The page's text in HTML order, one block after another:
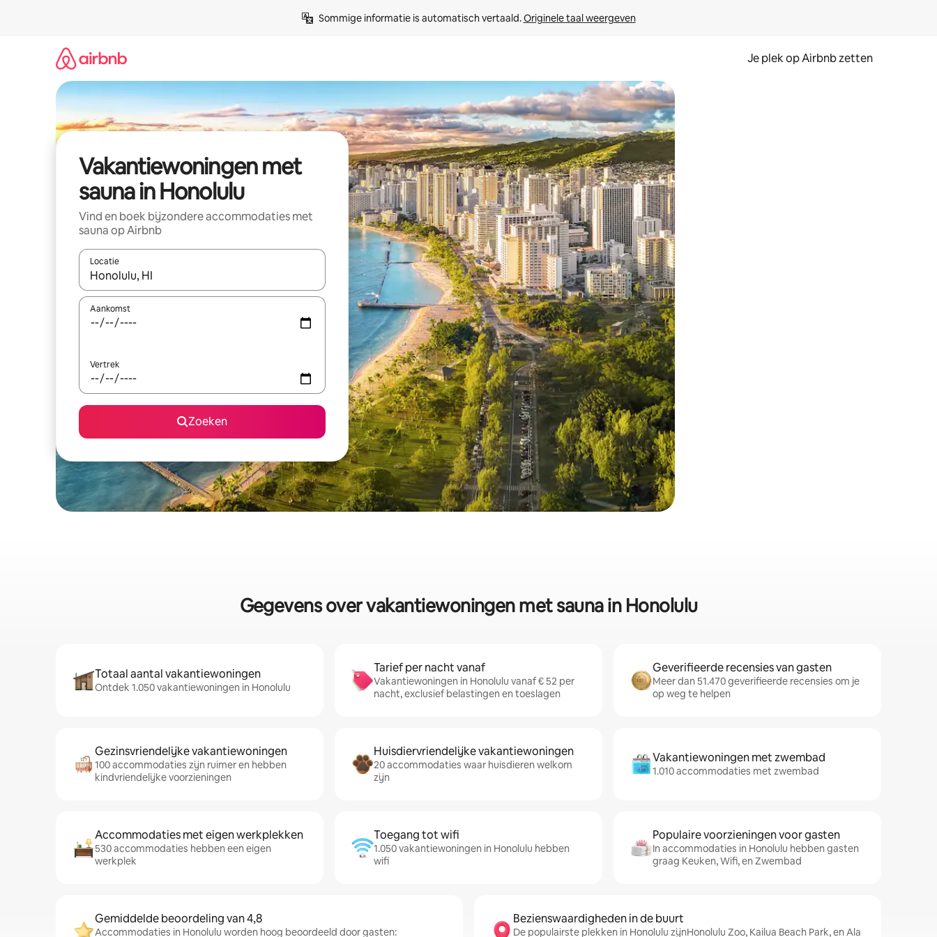
Sommige informatie is automatisch vertaald. Originele taal weergeven
Je plek op Airbnb zetten
Vakantiewoningen met
sauna in Honolulu
Vind en boek bijzondere accommodaties met
sauna op Airbnb
Locatie
Wanneer er resultaten beschikbaar zijn, maak je een keuze met je de pijltjestoetsen omhoog en omlaag, óf door te tikken of swipen.
Aankomst
Vertrek
Zoeken
Gegevens over vakantiewoningen met sauna in Honolulu
Totaal aantal vakantiewoningen
Ontdek 1.050 vakantiewoningen in Honolulu
Tarief per nacht vanaf
Vakantiewoningen in Honolulu vanaf € 52 per
nacht, exclusief belastingen en toeslagen
Geverifieerde recensies van gasten
Meer dan 51.470 geverifieerde recensies om je
op weg te helpen
Gezinsvriendelijke vakantiewoningen
100 accommodaties zijn ruimer en hebben
kindvriendelijke voorzieningen
Huisdiervriendelijke vakantiewoningen
20 accommodaties waar huisdieren welkom
zijn
Vakantiewoningen met zwembad
1.010 accommodaties met zwembad
Accommodaties met eigen werkplekken
530 accommodaties hebben een eigen
werkplek
Toegang tot wifi
1.050 vakantiewoningen in Honolulu hebben
wifi
Populaire voorzieningen voor gasten
In accommodaties in Honolulu hebben gasten
graag Keuken, Wifi, en Zwembad
Gemiddelde beoordeling van 4,8
Accommodaties in Honolulu worden hoog beoordeeld door gasten:
Bezienswaardigheden in de buurt
De populairste plekken in Honolulu zijnHonolulu Zoo, Kailua Beach Park, en Ala